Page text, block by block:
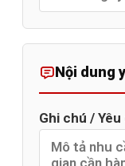
Nội dung
Ghi chú /